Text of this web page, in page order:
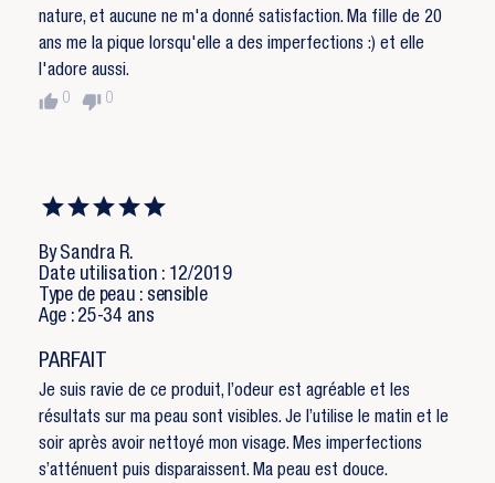
nature, et aucune ne m'a donné satisfaction. Ma fille de 20
ans me la pique lorsqu'elle a des imperfections :) et elle
l'adore aussi.
thumb_up 0 thumb_down 0
By Sandra R.
Date utilisation : 12/2019
Type de peau : sensible
Age : 25-34 ans
PARFAIT
Je suis ravie de ce produit, l’odeur est agréable et les
résultats sur ma peau sont visibles. Je l’utilise le matin et le
soir après avoir nettoyé mon visage. Mes imperfections
s’atténuent puis disparaissent. Ma peau est douce.